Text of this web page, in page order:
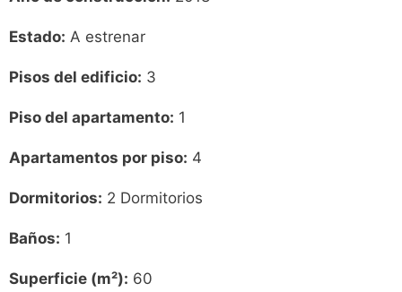
Estado: A estrenar
Pisos del edificio: 3
Piso del apartamento: 1
Apartamentos por piso: 4
Dormitorios: 2 Dormitorios
Baños: 1
Superficie (m²): 60